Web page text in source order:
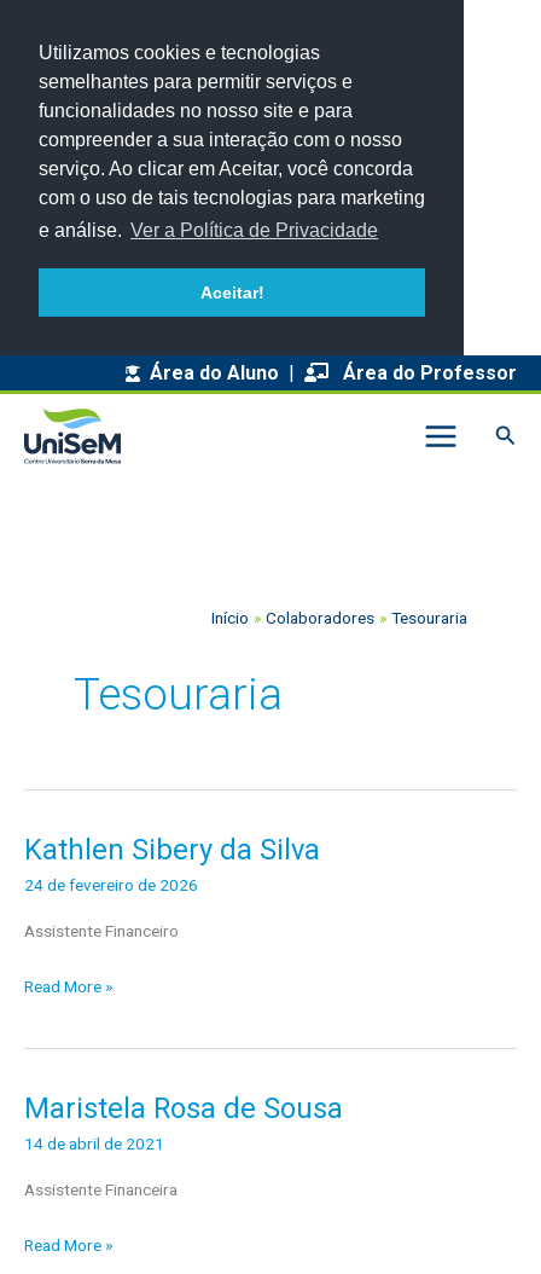
Utilizamos cookies e tecnologias
semelhantes para permitir serviços e
funcionalidades no nosso site e para
compreender a sua interação com o nosso
serviço. Ao clicar em Aceitar, você concorda
com o uso de tais tecnologias para marketing
e análise. Ver a Política de Privacidade
Aceitar!
Área do Aluno | Área do Professor
Início Colaboradores Tesouraria
Tesouraria
Kathlen Sibery da Silva
24 de fevereiro de 2026
Assistente Financeiro
Kathlen
Sibery
Silva
Read More »
Maristela Rosa de Sousa
14 de abril de 2021
Assistente Financeira
Maristela
Rosa
Sousa
Read More »
q
u